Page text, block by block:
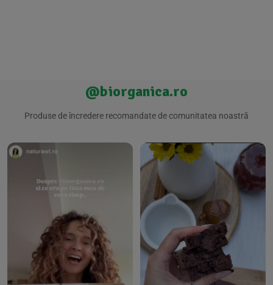
@biorganica.ro
Produse de încredere recomandate de comunitatea noastră